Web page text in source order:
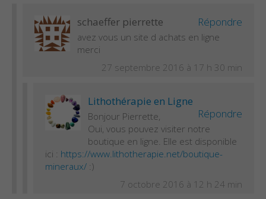
schaeffer pierrette Répondre
avez vous un site d achats en ligne
merci
27 septembre 2016 à 17 h 30 min
Lithothérapie en Ligne
Répondre
Bonjour Pierrette,
Oui, vous pouvez visiter notre
boutique en ligne. Elle est disponible
ici : https://www.lithotherapie.net/boutique-
mineraux/ :)
7 octobre 2016 à 12 h 24 min